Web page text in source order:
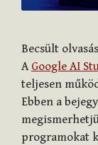
Becsült
A Google AI
teljesen
Ebben a
programokat